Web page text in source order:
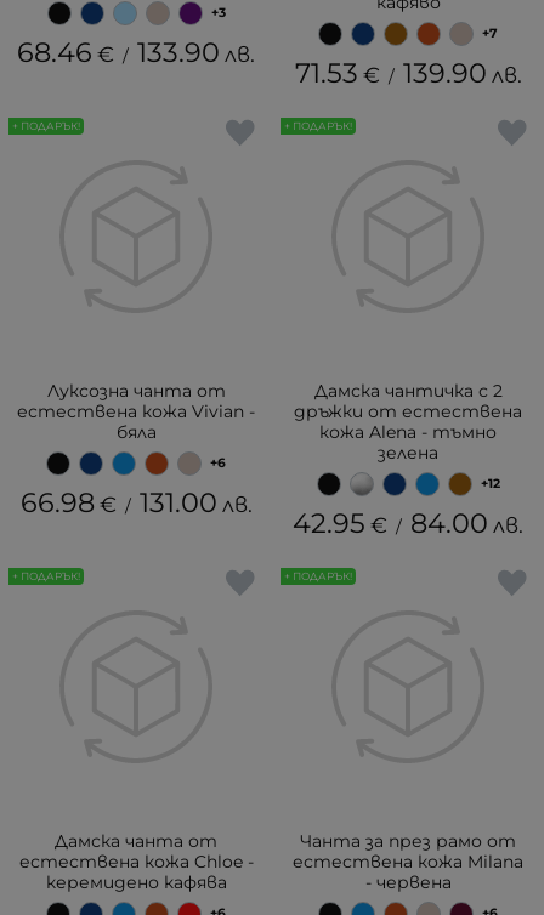
+3
68.46 € / 133.90 лв.
+7
71.53 € / 139.90 лв.
Луксозна чанта от
естествена кожа Vivian -
бяла
+6
66.98 € / 131.00 лв.
+ ПОДАРЪК!
Дамска чантичка с 2
дръжки от естествена
кожа Alena - тъмно
зелена
+12
42.95 € / 84.00 лв.
+ ПОДАРЪК!
Дамска чанта от
естествена кожа Chloe -
керемидено кафява
+ ПОДАРЪК!
Чанта за през рамо от
естествена кожа Milana
- червена
+ ПОДАРЪК!